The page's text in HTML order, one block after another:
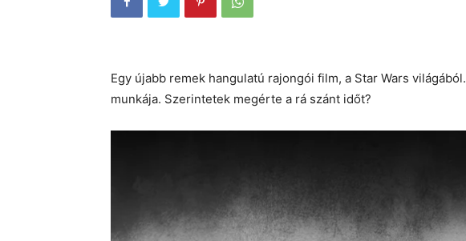
Egy újabb remek hangulatú rajongói film, a Star Wars világából.
munkája. Szerintetek megérte a rá szánt időt?